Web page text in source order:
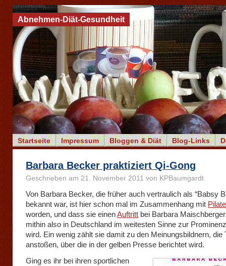
Startseite Impressum Bloggen & Diät Blog-Links
Abnehmen-Diät-Gesundheit
Barbara Becker praktiziert Qi-Gong
Geschrieben am 21. November 2011 von KPBaumgardt
Von Barbara Becker, die früher auch vertraulich als “Babsy
bekannt war, ist hier schon mal im Zusammenhang mit
worden, und dass sie einenAuftritt bei Barbara
mithin also in Deutschland im weitesten Sinne zur
wird. Ein wenig zählt sie damit zu den Meinungsbildnern, die
anstoßen, über die in der gelben Presse berichtet wird.
Ging es ihr bei ihren sportlichen